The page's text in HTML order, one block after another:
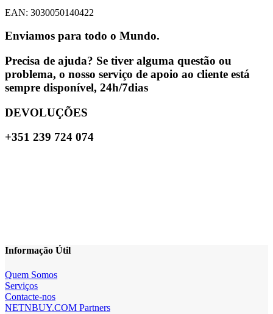
EAN: 3030050140422
Enviamos para todo o Mundo.
Precisa de ajuda? Se tiver alguma questão ou
problema, o nosso serviço de apoio ao cliente está
sempre disponível, 24h/7dias
DEVOLUÇÕES
+351 239 724 074
Informação Útil
Quem Somos
Serviços
Contacte-nos
NETNBUY.COM Partners